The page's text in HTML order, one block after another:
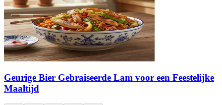
Geurige Bier Gebraiseerde Lam voor een Feestelijke
Maaltijd